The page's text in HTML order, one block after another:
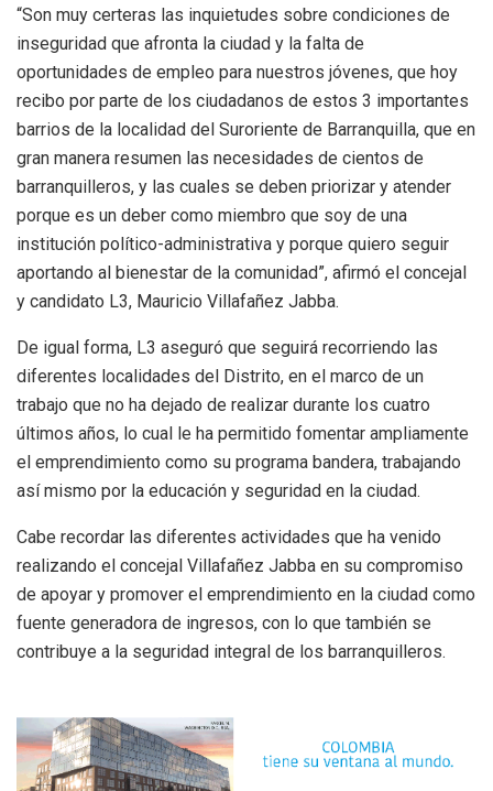
“Son muy certeras las inquietudes sobre condiciones de
inseguridad que afronta la ciudad y la falta de
oportunidades de empleo para nuestros jóvenes, que hoy
recibo por parte de los ciudadanos de estos 3 importantes
barrios de la localidad del Suroriente de Barranquilla, que en
gran manera resumen las necesidades de cientos de
barranquilleros, y las cuales se deben priorizar y atender
porque es un deber como miembro que soy de una
institución político-administrativa y porque quiero seguir
aportando al bienestar de la comunidad”, afirmó el concejal
y candidato L3, Mauricio Villafañez Jabba.
De igual forma, L3 aseguró que seguirá recorriendo las
diferentes localidades del Distrito, en el marco de un
trabajo que no ha dejado de realizar durante los cuatro
últimos años, lo cual le ha permitido fomentar ampliamente
el emprendimiento como su programa bandera, trabajando
así mismo por la educación y seguridad en la ciudad.
Cabe recordar las diferentes actividades que ha venido
realizando el concejal Villafañez Jabba en su compromiso
de apoyar y promover el emprendimiento en la ciudad como
fuente generadora de ingresos, con lo que también se
contribuye a la seguridad integral de los barranquilleros.